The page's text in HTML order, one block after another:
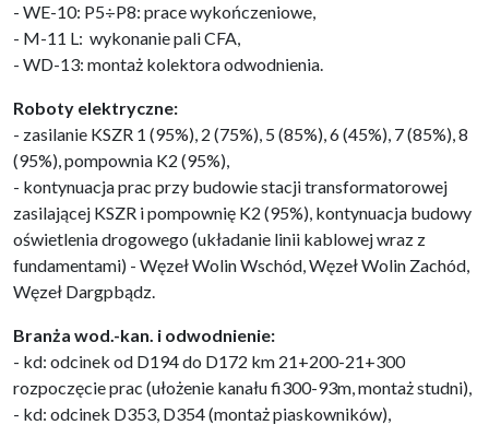
- WE-10: P5÷P8: prace wykończeniowe,
- M-11 L: wykonanie pali CFA,
- WD-13: montaż kolektora odwodnienia.
Roboty elektryczne:
- zasilanie KSZR 1 (95%), 2 (75%), 5 (85%), 6 (45%), 7 (85%), 8
(95%), pompownia K2 (95%),
- kontynuacja prac przy budowie stacji transformatorowej
zasilającej KSZR i pompownię K2 (95%), kontynuacja budowy
oświetlenia drogowego (układanie linii kablowej wraz z
fundamentami) - Węzeł Wolin Wschód, Węzeł Wolin Zachód,
Węzeł Dargpbądz.
Branża wod.-kan. i odwodnienie:
- kd: odcinek od D194 do D172 km 21+200-21+300
rozpoczęcie prac (ułożenie kanału fi300-93m, montaż studni),
- kd: odcinek D353, D354 (montaż piaskowników),